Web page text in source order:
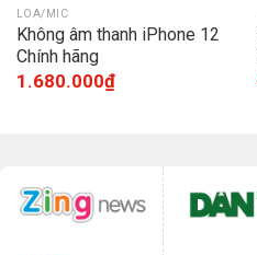
LOA/MIC
Không âm thanh iPhone 12
Chính hãng
1.680.000₫